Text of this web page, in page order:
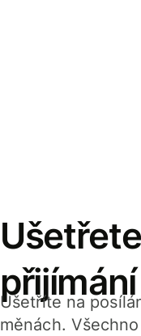
Ušetříte na
měnách.